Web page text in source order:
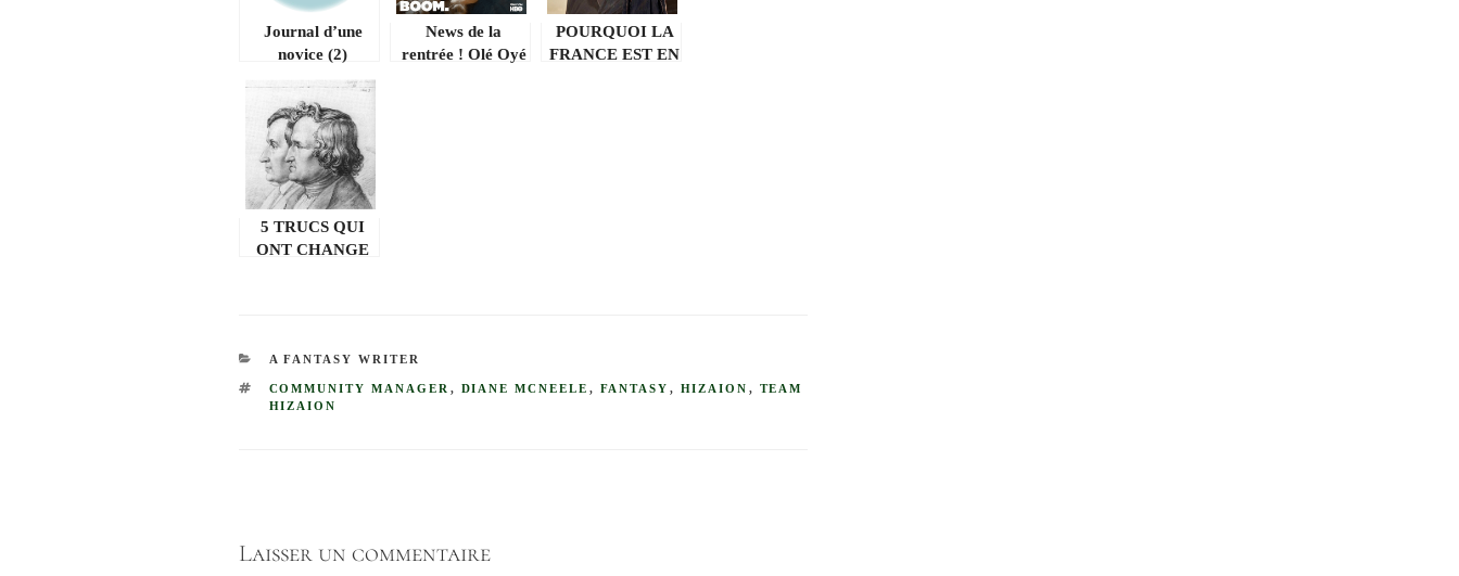
Journal d’une
novice (2)
News de la
rentrée ! Olé Oyé
POURQUOI LA
FRANCE EST EN
5 TRUCS QUI
ONT CHANGE
CATÉGORIES
A FANTASY WRITER
ÉTIQUETTES
COMMUNITY MANAGER , DIANE MCNEELE , FANTASY , HIZAION , TEAM
HIZAION
Laisser un commentaire